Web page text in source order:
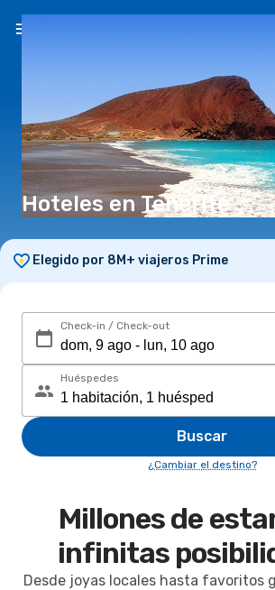
Hoteles en Tenerife
Elegido por 8M+ viajeros Prime
Check-in / Check-out
Huéspedes
Buscar
¿Cambiar el destino?
Millones de
infinitas
Desde joyas locales hasta favoritos